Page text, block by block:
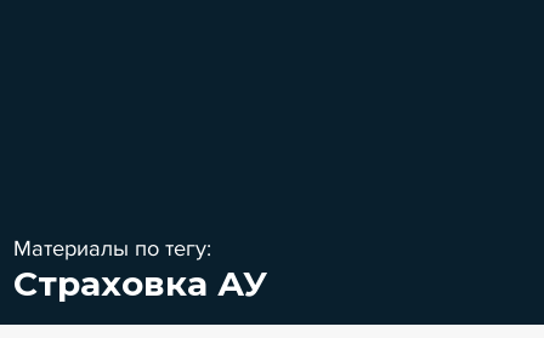
Материалы по тегу:
Страховка АУ